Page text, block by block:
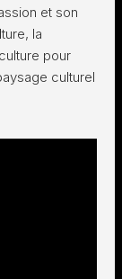
et son
la
pour
culturel